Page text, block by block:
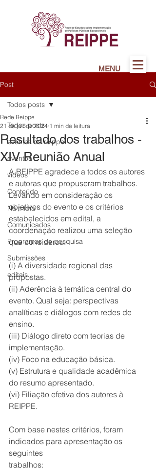
MENU
Post
Todos posts
eventos da reippe
eventos
vídeos
Conteúdo
Na mídia
Comunicados
Programas de pesquisa
Submissões
editais
Todos posts
Resultado dos trabalhos -
XIV Reunião Anual
Rede Reippe
21 de jul. de 2024 1 min de leitura
A REIPPE agradece a todos os autores
e autoras que propuseram trabalhos.
Levando em consideração os
objetivos do evento e os critérios
estabelecidos em edital, a
coordenação realizou uma seleção
que considerou:
(i) A diversidade regional das
propostas.
(ii) Aderência à temática central do
evento. Qual seja: perspectivas
analíticas e diálogos com redes de
ensino.
(iii) Diálogo direto com teorias de
implementação.
(iv) Foco na educação básica.
(v) Estrutura e qualidade acadêmica
do resumo apresentado.
(vi) Filiação efetiva dos autores à
REIPPE.
Com base nestes critérios, foram
indicados para apresentação os
seguintes
trabalhos: